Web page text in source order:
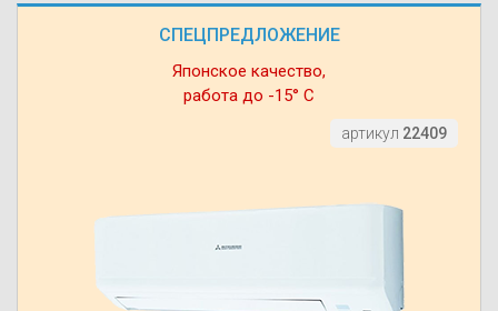
СПЕЦПРЕДЛОЖЕНИЕ
Японское качество,
работа до -15° С
артикул 22409